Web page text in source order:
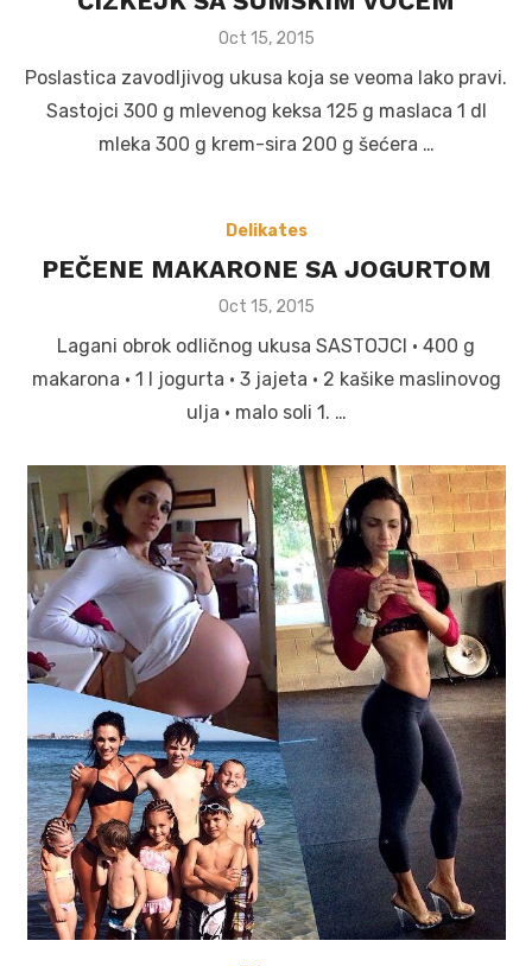
Posted
Oct 15, 2015
Poslastica zavodljivog ukusa koja se veoma lako pravi.
Sastojci 300 g mlevenog keksa 125 g maslaca 1 dl
mleka 300 g krem-sira 200 g šećera …
Delikates
PEČENE MAKARONE SA JOGURTOM
Posted
Oct 15, 2015
Lagani obrok odličnog ukusa SASTOJCI • 400 g
makarona • 1 l jogurta • 3 jajeta • 2 kašike maslinovog
ulja • malo soli 1. …